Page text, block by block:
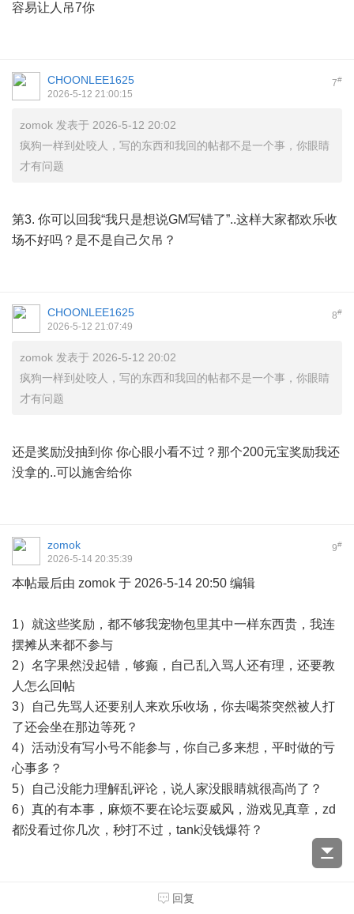
容易让人吊7你
7#
CHOONLEE1625
2026-5-12 21:00:15
zomok 发表于 2026-5-12 20:02
疯狗一样到处咬人，写的东西和我回的帖都不是一个事，你眼睛
才有问题
第3. 你可以回我“我只是想说GM写错了”..这样大家都欢乐收
场不好吗？是不是自己欠吊？
8#
CHOONLEE1625
2026-5-12 21:07:49
zomok 发表于 2026-5-12 20:02
疯狗一样到处咬人，写的东西和我回的帖都不是一个事，你眼睛
才有问题
还是奖励没抽到你 你心眼小看不过？那个200元宝奖励我还
没拿的..可以施舍给你
9#
zomok
2026-5-14 20:35:39
本帖最后由 zomok 于 2026-5-14 20:50 编辑
1）就这些奖励，都不够我宠物包里其中一样东西贵，我连
摆摊从来都不参与
2）名字果然没起错，够癫，自己乱入骂人还有理，还要教
人怎么回帖
3）自己先骂人还要别人来欢乐收场，你去喝茶突然被人打
了还会坐在那边等死？
4）活动没有写小号不能参与，你自己多来想，平时做的亏
心事多？
5）自己没能力理解乱评论，说人家没眼睛就很高尚了？
6）真的有本事，麻烦不要在论坛耍威风，游戏见真章，zd
都没看过你几次，秒打不过，tank没钱爆符？
回复